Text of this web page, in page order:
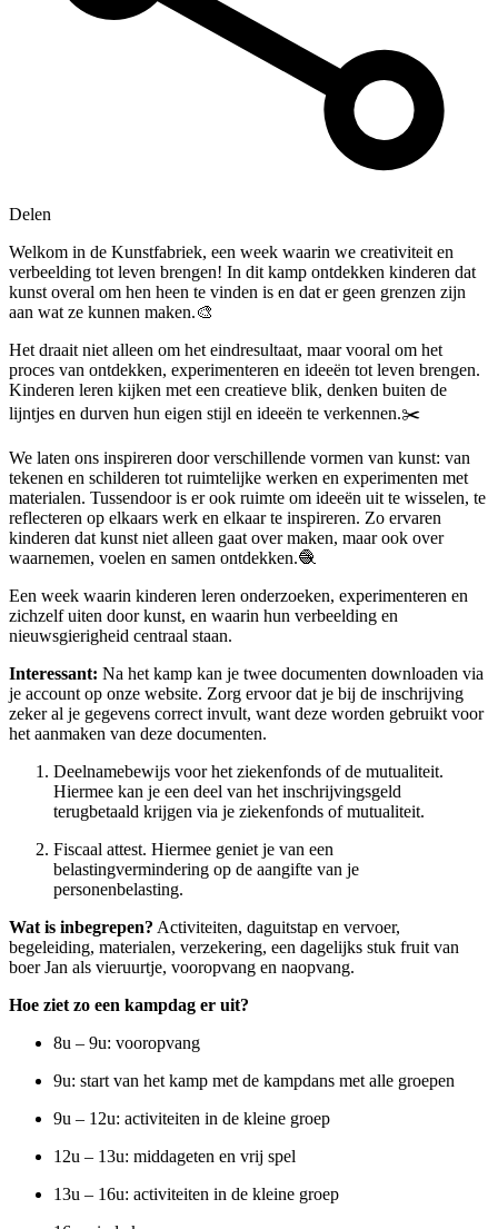
Delen
Welkom in de Kunstfabriek, een week waarin we creativiteit en
verbeelding tot leven brengen! In dit kamp ontdekken kinderen dat
kunst overal om hen heen te vinden is en dat er geen grenzen zijn
aan wat ze kunnen maken.🎨
Het draait niet alleen om het eindresultaat, maar vooral om het
proces van ontdekken, experimenteren en ideeën tot leven brengen.
Kinderen leren kijken met een creatieve blik, denken buiten de
lijntjes en durven hun eigen stijl en ideeën te verkennen.✂️
We laten ons inspireren door verschillende vormen van kunst: van
tekenen en schilderen tot ruimtelijke werken en experimenten met
materialen. Tussendoor is er ook ruimte om ideeën uit te wisselen, te
reflecteren op elkaars werk en elkaar te inspireren. Zo ervaren
kinderen dat kunst niet alleen gaat over maken, maar ook over
waarnemen, voelen en samen ontdekken.🧶
Een week waarin kinderen leren onderzoeken, experimenteren en
zichzelf uiten door kunst, en waarin hun verbeelding en
nieuwsgierigheid centraal staan.
Interessant: Na het kamp kan je twee documenten downloaden via
je account op onze website. Zorg ervoor dat je bij de inschrijving
zeker al je gegevens correct invult, want deze worden gebruikt voor
het aanmaken van deze documenten.
Deelnamebewijs voor het ziekenfonds of de mutualiteit.
Hiermee kan je een deel van het inschrijvingsgeld
terugbetaald krijgen via je ziekenfonds of mutualiteit.
Fiscaal attest. Hiermee geniet je van een
belastingvermindering op de aangifte van je
personenbelasting.
Wat is inbegrepen? Activiteiten, daguitstap en vervoer,
begeleiding, materialen, verzekering, een dagelijks stuk fruit van
boer Jan als vieruurtje, vooropvang en naopvang.
Hoe ziet zo een kampdag er uit?
8u – 9u: vooropvang
9u: start van het kamp met de kampdans met alle groepen
9u – 12u: activiteiten in de kleine groep
12u – 13u: middageten en vrij spel
13u – 16u: activiteiten in de kleine groep